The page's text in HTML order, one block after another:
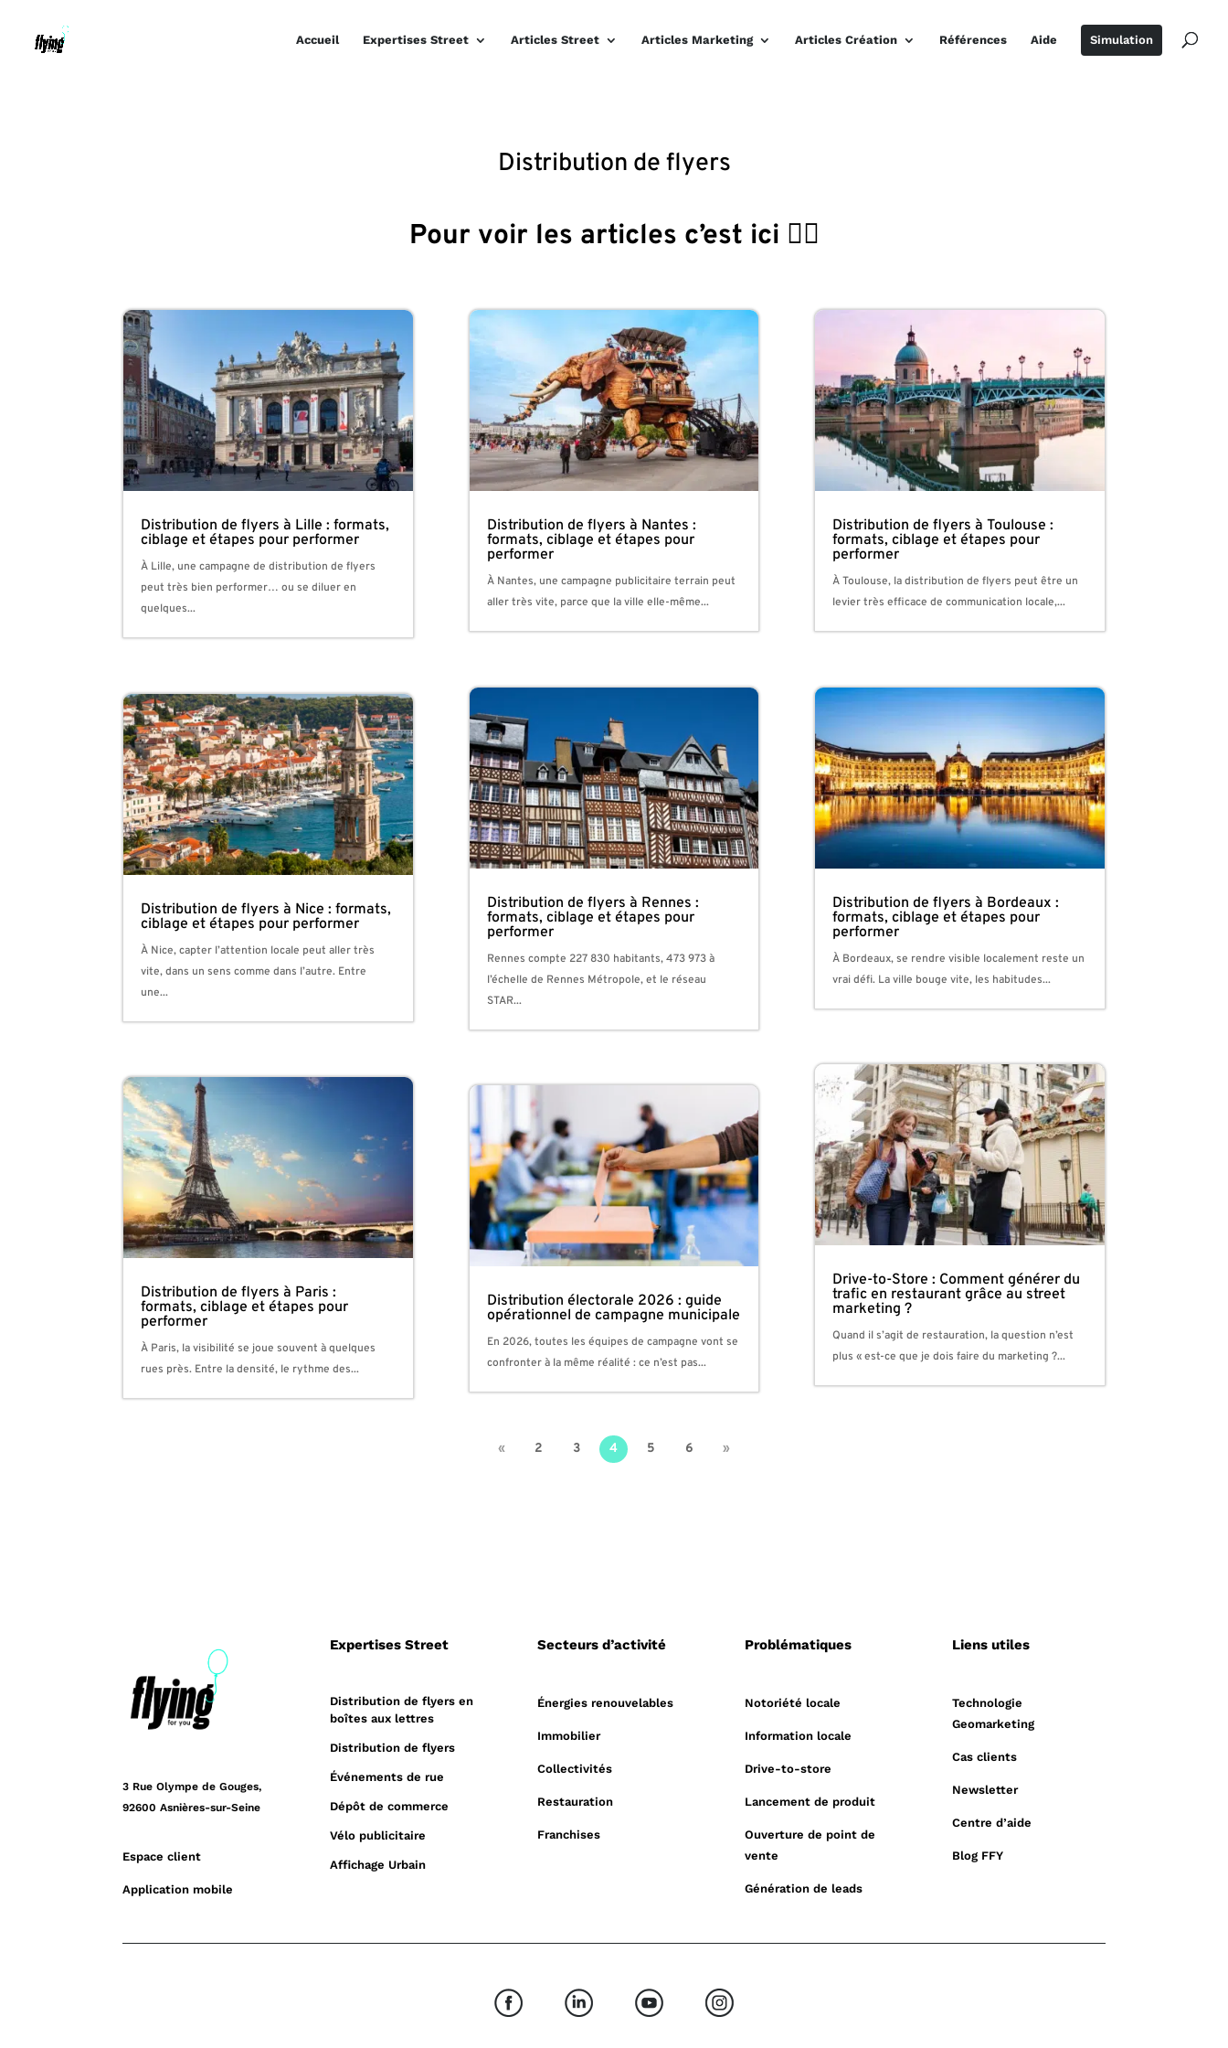
Accueil Expertises Street Articles Street Articles Marketing Articles Création Références Aide Simulation
Distribution de flyers
Pour voir les articles c’est ici 👇🏼
Distribution de flyers à Lille : formats,
ciblage et étapes pour performer
À Lille, une campagne de distribution de flyers
peut très bien performer… ou se diluer en
quelques...
Distribution de flyers à Nice : formats,
ciblage et étapes pour performer
À Nice, capter l’attention locale peut aller très
vite, dans un sens comme dans l’autre. Entre
une...
Distribution de flyers à Paris :
formats, ciblage et étapes pour
performer
À Paris, la visibilité se joue souvent à quelques
rues près. Entre la densité, le rythme des...
Distribution de flyers à Nantes :
formats, ciblage et étapes pour
performer
À Nantes, une campagne publicitaire terrain peut
aller très vite, parce que la ville elle-même...
Distribution de flyers à Rennes :
formats, ciblage et étapes pour
performer
Rennes compte 227 830 habitants, 473 973 à
l’échelle de Rennes Métropole, et le réseau
STAR...
Distribution électorale 2026 : guide
opérationnel de campagne municipale
En 2026, toutes les équipes de campagne vont se
confronter à la même réalité : ce n’est pas...
Distribution de flyers à Toulouse :
formats, ciblage et étapes pour
performer
À Toulouse, la distribution de flyers peut être un
levier très efficace de communication locale,...
Distribution de flyers à Bordeaux :
formats, ciblage et étapes pour
performer
À Bordeaux, se rendre visible localement reste un
vrai défi. La ville bouge vite, les habitudes...
Drive-to-Store : Comment générer du
trafic en restaurant grâce au street
marketing ?
Quand il s’agit de restauration, la question n’est
plus « est-ce que je dois faire du marketing ?...
« 2 3 4 5 6 »
3 Rue Olympe de Gouges,
92600 Asnières-sur-Seine
Espace client
Application mobile
Expertises Street
Distribution de flyers en
boîtes aux lettres
Distribution de flyers
Événements de rue
Dépôt de commerce
Vélo publicitaire
Affichage Urbain
Secteurs d’activité
Énergies renouvelables
Immobilier
Collectivités
Restauration
Franchises
Problématiques
Notoriété locale
Information locale
Drive-to-store
Lancement de produit
Ouverture de point de
vente
Génération de leads
Liens utiles
Technologie
Geomarketing
Cas clients
Newsletter
Centre d’aide
Blog FFY